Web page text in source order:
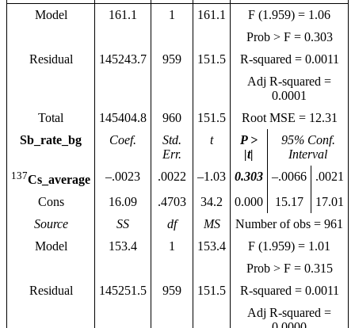
Model
161.1 1 161.1
F (1.959) = 1.06
Prob > F = 0.303
Residual
145243.7 959 151.5
R-squared = 0.0011
Adj R-squared =
0.0001
Total
145404.8 960 151.5
Root MSE = 12.31
Sb_rate_bg
Coef.
Std.
Err.
t
P >
|t|
95% Conf.
Interval
137Cs_average –.0023 .0022 –1.03 0.303 –.0066
.0021
Cons
16.09 .4703 34.2 0.000 15.17
17.01
Source
SS df MS
Number of obs = 961
Model
153.4 1 153.4
F (1.959) = 1.01
Prob > F = 0.315
Residual
145251.5 959 151.5
R-squared = 0.0011
Adj R-squared =